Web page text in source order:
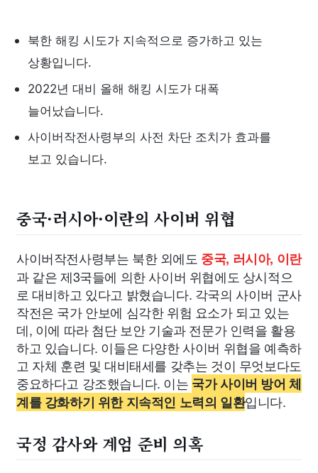
북한 해킹 시도가 지속적으로 증가하고 있는
상황입니다.
2022년 대비 올해 해킹 시도가 대폭
늘어났습니다.
사이버작전사령부의 사전 차단 조치가 효과를
보고 있습니다.
중국·러시아·이란의 사이버 위협
사이버작전사령부는 북한 외에도 중국, 러시아, 이란
과 같은 제3국들에 의한 사이버 위협에도 상시적으
로 대비하고 있다고 밝혔습니다. 각국의 사이버 군사
작전은 국가 안보에 심각한 위험 요소가 되고 있는
데, 이에 따라 첨단 보안 기술과 전문가 인력을 활용
하고 있습니다. 이들은 다양한 사이버 위협을 예측하
고 자체 훈련 및 대비태세를 갖추는 것이 무엇보다도
중요하다고 강조했습니다. 이는 국가 사이버 방어 체
계를 강화하기 위한 지속적인 노력의 일환입니다.
국정 감사와 계엄 준비 의혹